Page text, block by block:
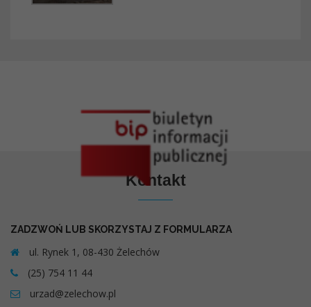
Kontakt
ZADZWOŃ LUB SKORZYSTAJ Z FORMULARZA
ul. Rynek 1, 08-430 Żelechów
(25) 754 11 44
urzad@zelechow.pl